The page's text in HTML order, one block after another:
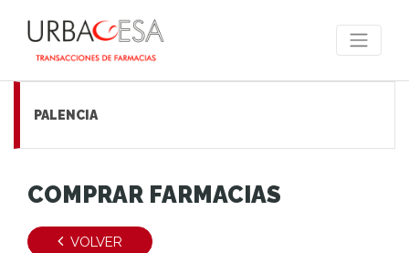
PALENCIA
COMPRAR FARMACIAS
VOLVER